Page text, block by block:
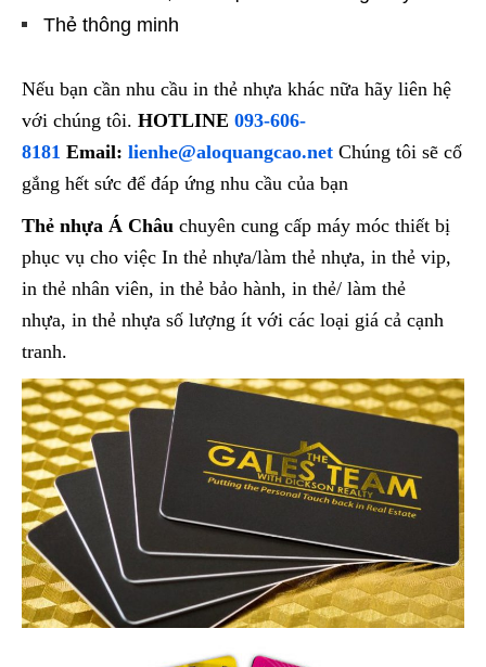
Thẻ thông minh
Nếu bạn cần nhu cầu in thẻ nhựa khác nữa hãy liên hệ
với chúng tôi. HOTLINE 093-606-
8181 Email: lienhe@aloquangcao.net Chúng tôi sẽ cố
gắng hết sức để đáp ứng nhu cầu của bạn
Thẻ nhựa Á Châu chuyên cung cấp máy móc thiết bị
phục vụ cho việc In thẻ nhựa/làm thẻ nhựa, in thẻ vip,
in thẻ nhân viên, in thẻ bảo hành, in thẻ/ làm thẻ
nhựa, in thẻ nhựa số lượng ít với các loại giá cả cạnh
tranh.​